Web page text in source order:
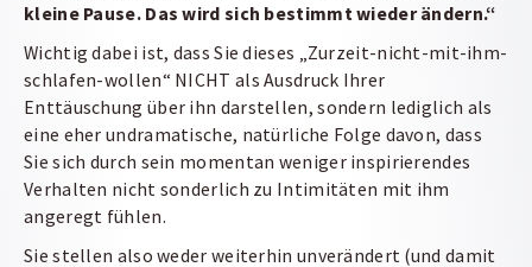
kleine Pause. Das wird sich bestimmt wieder ändern.“
Wichtig dabei ist, dass Sie dieses „Zurzeit-nicht-mit-ihm-
schlafen-wollen“ NICHT als Ausdruck Ihrer
Enttäuschung über ihn darstellen, sondern lediglich als
eine eher undramatische, natürliche Folge davon, dass
Sie sich durch sein momentan weniger inspirierendes
Verhalten nicht sonderlich zu Intimitäten mit ihm
angeregt fühlen.
Sie stellen also weder weiterhin unverändert (und damit